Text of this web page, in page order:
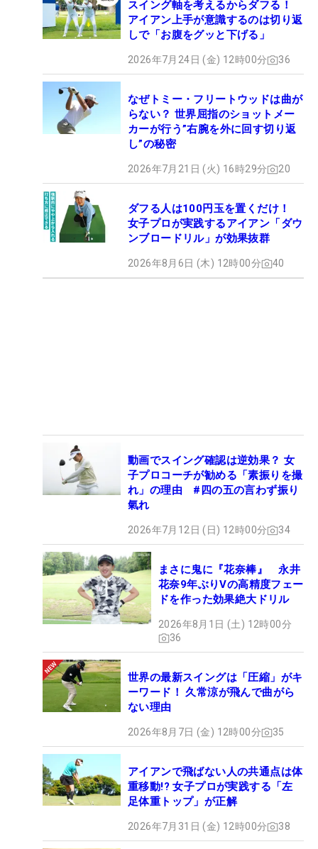
スイング軸を考えるからダフる！
アイアン上手が意識するのは切り返
しで「お腹をグッと下げる」
2026年7月24日 (金) 12時00分 36
なぜトミー・フリートウッドは曲が
らない？ 世界屈指のショットメー
カーが行う”右腕を外に回す切り返
し”の秘密
2026年7月21日 (火) 16時29分 20
ダフる人は100円玉を置くだけ！
女子プロが実践するアイアン「ダウ
ンブロードリル」が効果抜群
2026年8月6日 (木) 12時00分 40
動画でスイング確認は逆効果？ 女
子プロコーチが勧める「素振りを撮
れ」の理由 #四の五の言わず振り
氣れ
2026年7月12日 (日) 12時00分 34
まさに鬼に『花奈棒』 永井
花奈9年ぶりVの高精度フェー
ドを作った効果絶大ドリル
2026年8月1日 (土) 12時00分
36
世界の最新スイングは「圧縮」がキ
ーワード！ 久常涼が飛んで曲がら
ない理由
2026年8月7日 (金) 12時00分 35
アイアンで飛ばない人の共通点は体
重移動!? 女子プロが実践する「左
足体重トップ」が正解
2026年7月31日 (金) 12時00分 38